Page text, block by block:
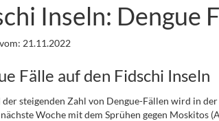
Inseln: Dengue
21.11.2022
Fälle auf den Fidschi Inseln
steigenden Zahl von Dengue-Fällen wird in der
nächste Woche mit dem Sprühen gegen Moskitos